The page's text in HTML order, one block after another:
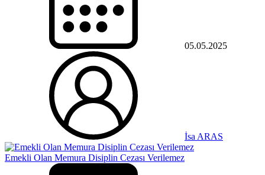
05.05.2025
İsa ARAS
Emekli Olan Memura Disiplin Cezası Verilemez